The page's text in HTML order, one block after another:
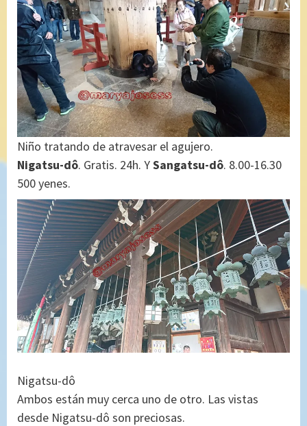
Niño tratando de atravesar el agujero.
Nigatsu-dô. Gratis. 24h. YSangatsu-dô. 8.00-16.30
500 yenes.
Nigatsu-dô
Ambos están muy cerca uno de otro. Las vistas
desde Nigatsu-dô son preciosas.